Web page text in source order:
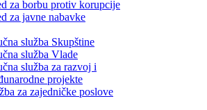
za borbu protiv korupcije
za javne nabavke
služba Skupštine
služba Vlade
služba za razvoj i
projekte
za zajedničke poslove